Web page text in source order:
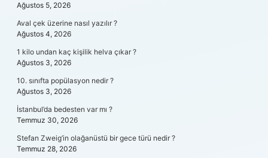
Ağustos 5, 2026
Aval çek üzerine nasıl yazılır ?
Ağustos 4, 2026
1 kilo undan kaç kişilik helva çıkar ?
Ağustos 3, 2026
10. sınıfta popülasyon nedir ?
Ağustos 3, 2026
İstanbul’da bedesten var mı ?
Temmuz 30, 2026
Stefan Zweig’in olağanüstü bir gece türü nedir ?
Temmuz 28, 2026